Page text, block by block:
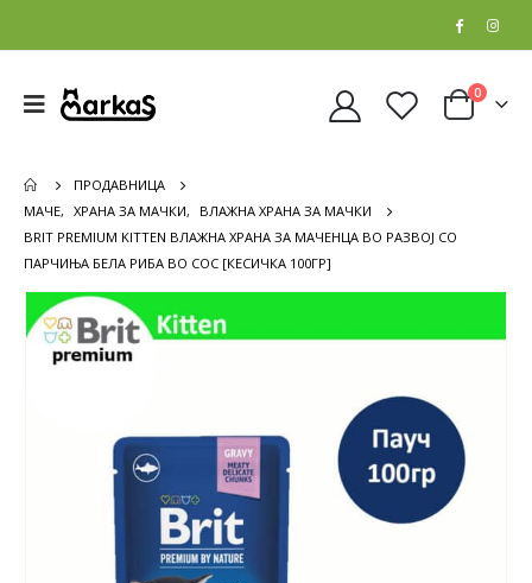
0
ПРОДАВНИЦА
МАЧЕ, ХРАНА ЗА МАЧКИ,
ВЛАЖНА ХРАНА ЗА МАЧКИ
BRIT PREMIUM KITTEN ВЛАЖНА ХРАНА ЗА МАЧЕНЦА ВО РАЗВОЈ СО
ПАРЧИЊА БЕЛА РИБА ВО СОС [КЕСИЧКА 100ГР]